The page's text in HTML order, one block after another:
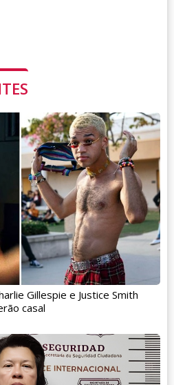
Gillespie e Justice Smith
casal